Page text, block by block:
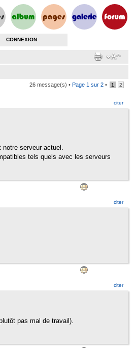
CONNEXION
26 message(s) • Page 1 sur 2 • 1 2
citer
notre serveur actuel.
tels quels avec les serveurs
citer
citer
pas mal de travail).